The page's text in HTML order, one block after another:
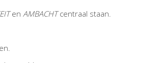
en AMBACHTcentraal staan.